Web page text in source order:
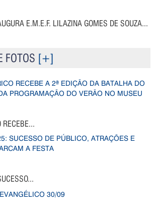
E.M.E.F. LILAZINA GOMES DE SOUZA...
FOTOS [+]
RECEBE...